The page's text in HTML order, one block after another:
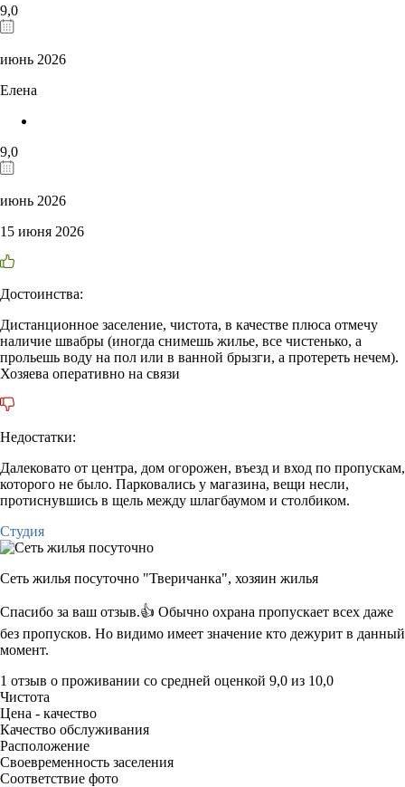
9,0
июнь 2026
Елена
9,0
июнь 2026
15 июня 2026
Достоинства:
Дистанционное заселение, чистота, в качестве плюса отмечу
наличие швабры (иногда снимешь жилье, все чистенько, а
прольешь воду на пол или в ванной брызги, а протереть нечем).
Хозяева оперативно на связи
Недостатки:
Далековато от центра, дом огорожен, въезд и вход по пропускам,
которого не было. Парковались у магазина, вещи несли,
протиснувшись в щель между шлагбаумом и столбиком.
Студия
Сеть жилья посуточно "Тверичанка", хозяин жилья
Спасибо за ваш отзыв.👍 Обычно охрана пропускает всех даже
без пропусков. Но видимо имеет значение кто дежурит в данный
момент.
1 отзыв о проживании со средней оценкой 9,0 из 10,0
Чистота
Цена - качество
Качество обслуживания
Расположение
Своевременность заселения
Соответствие фото